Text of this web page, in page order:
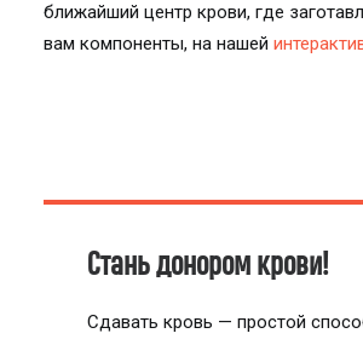
ближайший центр крови, где
вам компоненты, на нашей
Стань донором крови!
Сдавать кровь — простой